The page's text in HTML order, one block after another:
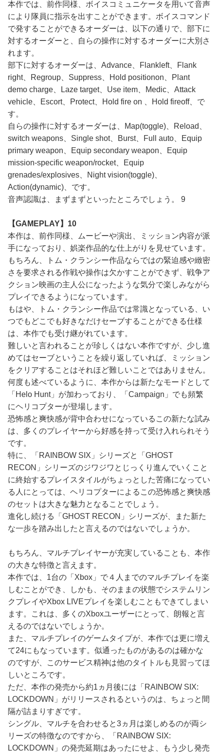
本作では、前作同様、ボイスコミュニケータを用いて音声
により隊員に指示を出すことができます。ボイスコマンド
で発することができるオーダーは、以下の通りで、部下に
対するオーダーと、自らの操作に対するオーダーに大別さ
れます。
部下に対するオーダーは、Advance、Flankleft、Flank
right、Regroup、Suppress、Hold positionon、Plant
demo charge、Laze target、Use item、Medic、Attack
vehicle、Escort、Protect、Hold fire on 、Hold fireoff、で
す。
自らの操作に対するオーダーは、Map(toggle)、Reload、
switch weapons、Single shot、Burst、Full auto、Equip
primary weapon、Equip secondary weapon、Equip
mission-specific weapon/rocket、Equip
grenades/explosives、Night vision(toggle)、
Action(dynamic)、です。
音声認識は、まずまずといったところでしょう。 9
【GAMEPLAY】10
本作は、前作同様、ムービーや演出、ミッション内容が派
手になっており、娯楽作品的な仕上がりを見せています。
もちろん、トム・クランシー作品ならではの緊迫感や緻密
さを要求される作戦や操作は欠かすことができず、戦争ア
クション映画の主人公になったような気分で楽しみながら
プレイできるようになっています。
もはや、トム・クランシー作品では常識となっている、い
つでもどこでも好きなだけセーブすることができる仕様
は、本作でも受け継がれています。
難しいと言われることが珍しくはない本作ですが、少し進
めてはセーブということを繰り返していれば、ミッション
をクリアすることはそれほど難しいことではありません。
何度も述べているように、本作からは新たなモードとして
「Helo Hunt」が加わっており、「Campaign」でも頻繁
にヘリコプターが登場します。
恐怖感と爽快感が背中合わせになっているこの新たな試み
は、多くのプレイヤーから好感を持って受け入れられそう
です。
特に、「RAINBOW SIX」シリーズと「GHOST
RECON」シリーズのジワジワとじっくり進んでいくこと
に終始するプレイスタイルがちょっとした苦痛になってい
る人にとっては、ヘリコプターによるこの恐怖感と爽快感
のセットは大きな魅力となることでしょう。
進化し続ける「GHOST RECON」シリーズが、また新た
な一歩を踏み出したと言えるのではないでしょうか。
もちろん、マルチプレイヤーが充実していることも、本作
の大きな特徴と言えます。
本作では、1台の「Xbox」で４人までのマルチプレイを楽
しむことができ、しかも、そのままの状態でシステムリン
クプレイやXbox LIVEプレイを楽しむこともできてしまい
ます。これは、多くのXboxユーザーにとって、朗報と言
えるのではないでしょうか。
また、マルチプレイのゲームタイプが、本作では更に増え
て24にもなっています。似通ったものがあるのは確かな
のですが、このサービス精神は他のタイトルも見習ってほ
しいところです。
ただ、本作の発売から約1ヵ月後には「RAINBOW SIX:
LOCKDOWN」がリリースされるというのは、ちょっと間
隔が詰まりすぎです。
シングル、マルチを合わせると3ヵ月は楽しめるのが両シ
リーズの特徴なのですから、「RAINBOW SIX:
LOCKDOWN」の発売延期はあったにせよ、もう少し発売